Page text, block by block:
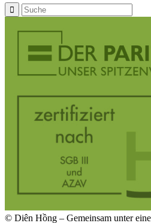
© Diên Hồng – Gemeinsam unter